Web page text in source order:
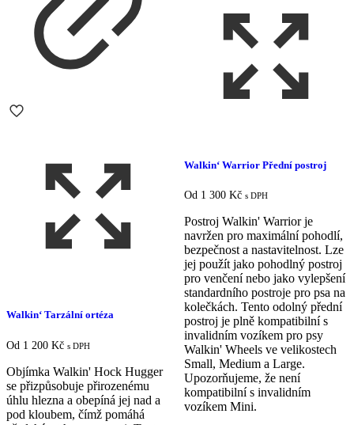
Walkin‘ Tarzální ortéza
Od 1 200 Kč s DPH
Objímka Walkin' Hock Hugger
se přizpůsobuje přirozenému
úhlu hlezna a obepíná jej nad a
pod kloubem, čímž pomáhá
Walkin‘ Warrior Přední postroj
Od 1 300 Kč s DPH
Postroj Walkin' Warrior je
navržen pro maximální pohodlí,
bezpečnost a nastavitelnost. Lze
jej použít jako pohodlný postroj
pro venčení nebo jako vylepšení
standardního postroje pro psa na
kolečkách. Tento odolný přední
postroj je plně kompatibilní s
invalidním vozíkem pro psy
Walkin' Wheels ve velikostech
Small, Medium a Large.
Upozorňujeme, že není
kompatibilní s invalidním
vozíkem Mini.